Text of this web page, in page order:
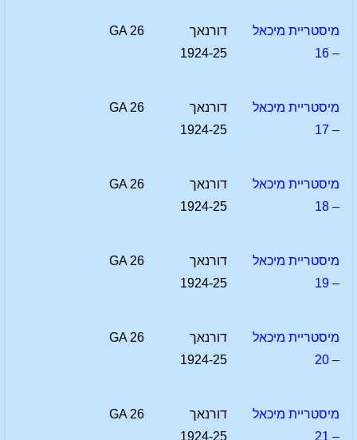
מיסטריית מיכאל
– 16
דורנאך
1924-25
GA 26
מיסטריית מיכאל
– 17
דורנאך
1924-25
GA 26
מיסטריית מיכאל
– 18
דורנאך
1924-25
GA 26
מיסטריית מיכאל
– 19
דורנאך
1924-25
GA 26
מיסטריית מיכאל
– 20
דורנאך
1924-25
GA 26
מיסטריית מיכאל
– 21
דורנאך
1924-25
GA 26